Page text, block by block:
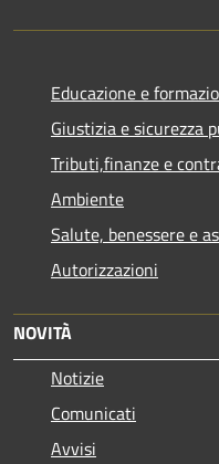
Educazione e
Giustizia e sicurezza
Tributi,finanze e
Ambiente
Salute, benessere e
Autorizzazioni
NOVITÀ
Notizie
Comunicati
Avvisi